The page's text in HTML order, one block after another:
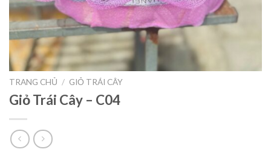
TRANG CHỦ / GIỎ TRÁI CÂY
Giỏ Trái Cây – C04